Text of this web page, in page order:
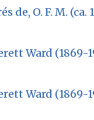
de, O. F. M. (ca.
Ward (1869-
Ward (1869-